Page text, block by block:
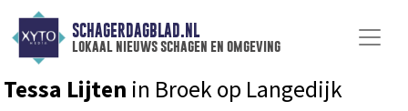
SCHAGERDAGBLAD.NL
lokaal nieuws schagen en omgeving
Tessa Lijten in Broek op Langedijk